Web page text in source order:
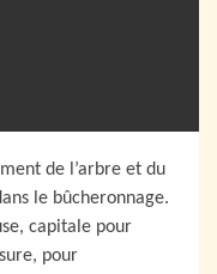
de l’arbre et du
le bûcheronnage.
capitale pour
pour